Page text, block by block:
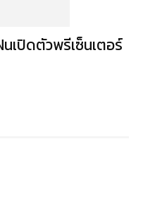
เปิดตัวพรีเซ็นเตอร์